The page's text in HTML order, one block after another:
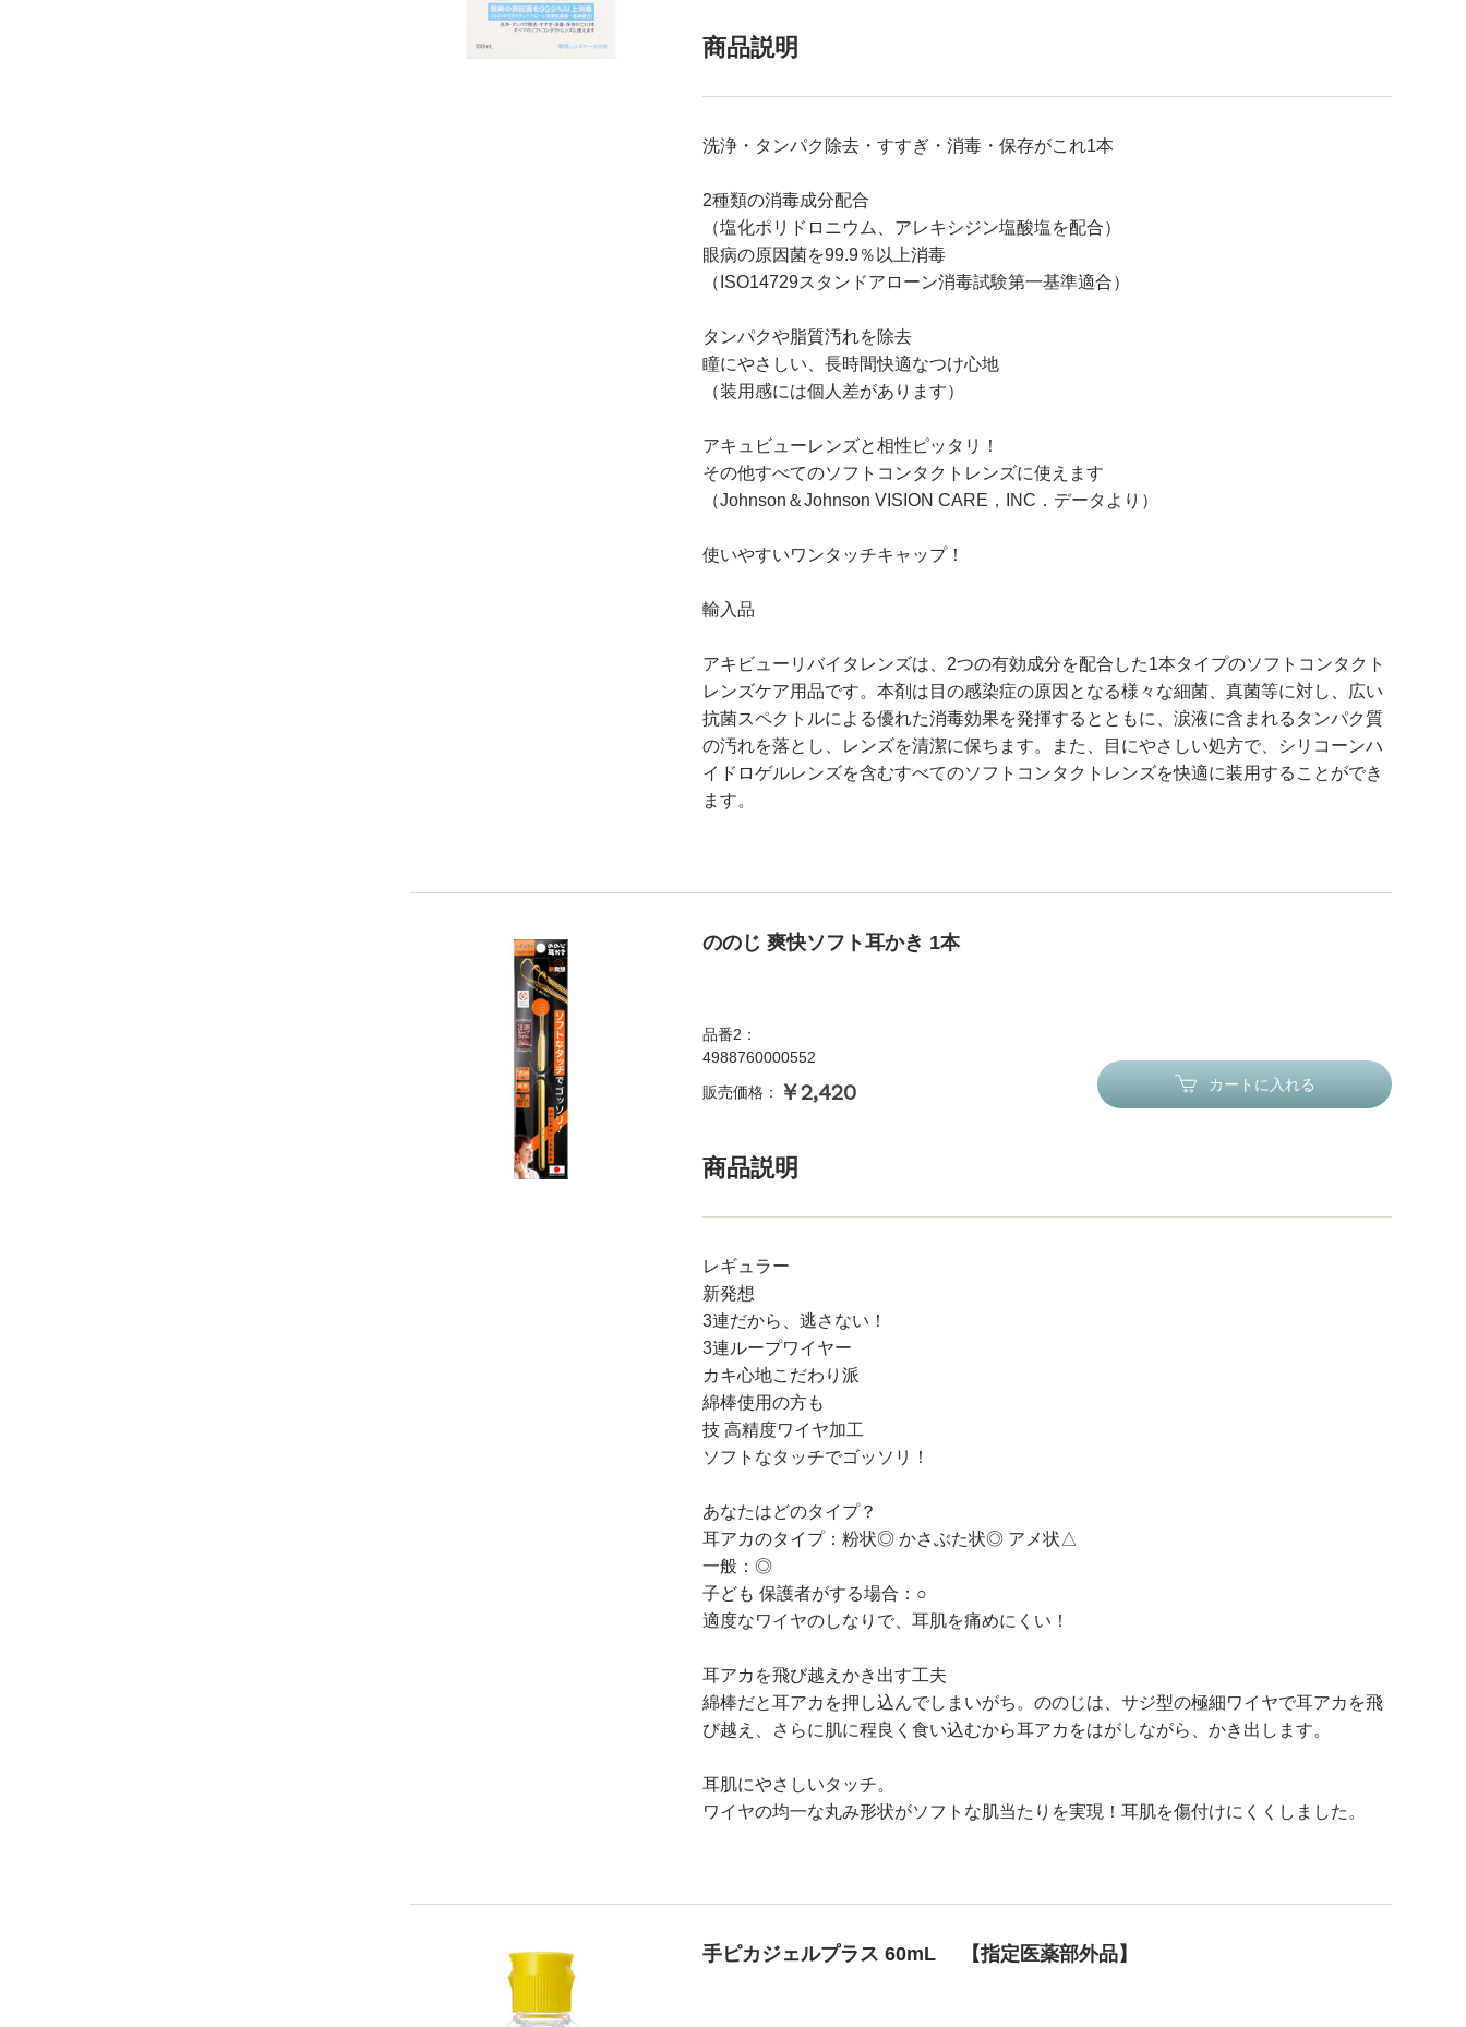
商品説明
洗浄・タンパク除去・すすぎ・消毒・保存がこれ1本
2種類の消毒成分配合
（塩化ポリドロニウム、アレキシジン塩酸塩を配合）
眼病の原因菌を99.9％以上消毒
（ISO14729スタンドアローン消毒試験第一基準適合）
タンパクや脂質汚れを除去
瞳にやさしい、長時間快適なつけ心地
（装用感には個人差があります）
アキュビューレンズと相性ピッタリ！
その他すべてのソフトコンタクトレンズに使えます
（Johnson＆Johnson VISION CARE，INC．データより）
使いやすいワンタッチキャップ！
輸入品
アキビューリバイタレンズは、2つの有効成分を配合した1本タイプのソフトコンタクト
レンズケア用品です。本剤は目の感染症の原因となる様々な細菌、真菌等に対し、広い
抗菌スペクトルによる優れた消毒効果を発揮するとともに、涙液に含まれるタンパク質
の汚れを落とし、レンズを清潔に保ちます。また、目にやさしい処方で、シリコーンハ
イドロゲルレンズを含むすべてのソフトコンタクトレンズを快適に装用することができ
ます。
ののじ 爽快ソフト耳かき 1本
品番2：
4988760000552
販売価格：
￥2,420 カートに入れる
商品説明
レギュラー
新発想
3連だから、逃さない！
3連ループワイヤー
カキ心地こだわり派
綿棒使用の方も
技 高精度ワイヤ加工
ソフトなタッチでゴッソリ！
あなたはどのタイプ？
耳アカのタイプ：粉状◎ かさぶた状◎ アメ状△
一般：◎
子ども 保護者がする場合：○
適度なワイヤのしなりで、耳肌を痛めにくい！
耳アカを飛び越えかき出す工夫
綿棒だと耳アカを押し込んでしまいがち。ののじは、サジ型の極細ワイヤで耳アカを飛
び越え、さらに肌に程良く食い込むから耳アカをはがしながら、かき出します。
耳肌にやさしいタッチ。
ワイヤの均一な丸み形状がソフトな肌当たりを実現！耳肌を傷付けにくくしました。
手ピカジェルプラス 60mL 【指定医薬部外品】